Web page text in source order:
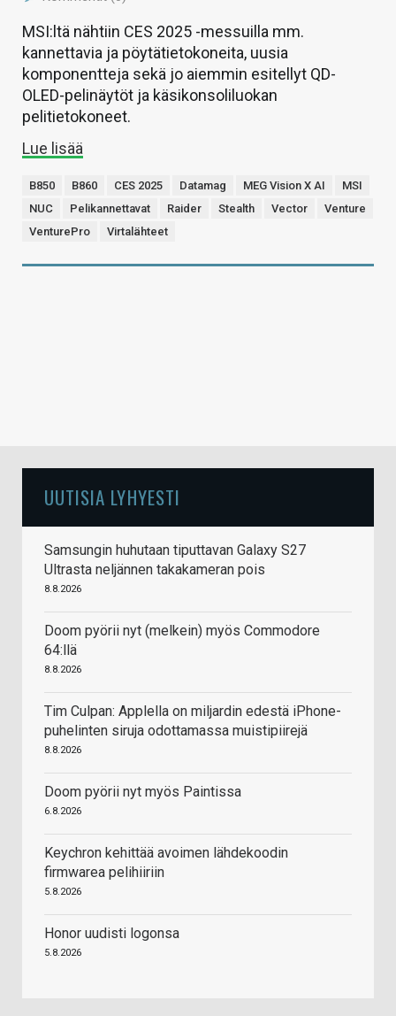
MSI:ltä nähtiin CES 2025 -messuilla mm.
kannettavia ja pöytätietokoneita, uusia
komponentteja sekä jo aiemmin esitellyt QD-
OLED-pelinäytöt ja käsikonsoliluokan
pelitietokoneet.
Lue lisää
B850 B860 CES 2025 Datamag MEG Vision X AI
MSI
NUC
Pelikannettavat Raider Stealth Vector
Venture
VenturePro
Virtalähteet
UUTISIA LYHYESTI
Samsungin huhutaan tiputtavan Galaxy S27
Ultrasta neljännen takakameran pois
8.8.2026
Doom pyörii nyt (melkein) myös Commodore
64:llä
8.8.2026
Tim Culpan: Applella on miljardin edestä iPhone-
puhelinten siruja odottamassa muistipiirejä
8.8.2026
Doom pyörii nyt myös Paintissa
6.8.2026
Keychron kehittää avoimen lähdekoodin
firmwarea pelihiiriin
5.8.2026
Honor uudisti logonsa
5.8.2026